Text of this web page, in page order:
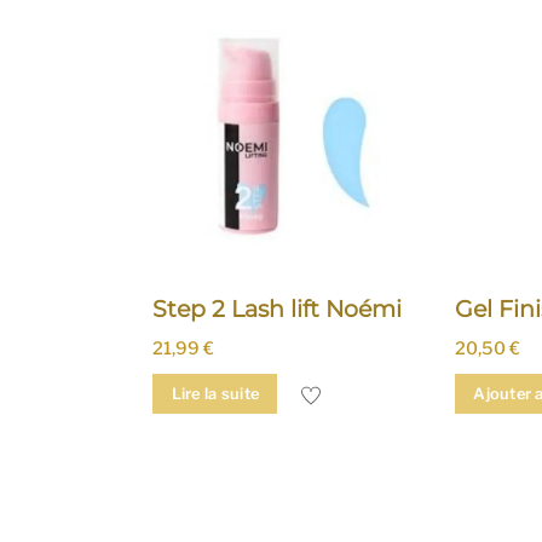
Step 2 Lash lift Noémi
21,99€
Lire la suite
Gel
20,50€
Ajouter